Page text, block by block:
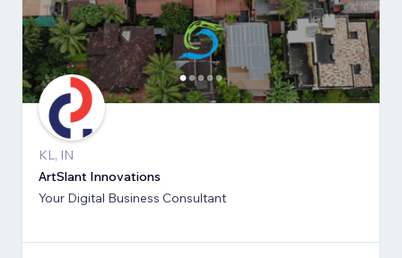
KL, IN
ArtSlant Innovations
Your Digital Business Consultant